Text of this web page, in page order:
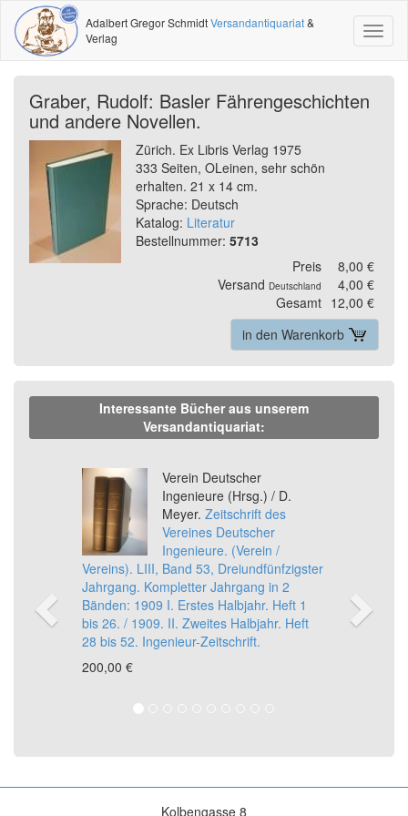
Adalbert Gregor SchmidtVersandantiquariat&
Verlag
Graber, Rudolf: Basler Fährengeschichten
und andere Novellen.
Zürich. Ex Libris Verlag 1975
333 Seiten, OLeinen, sehr schön
erhalten. 21 x 14 cm.
Sprache: Deutsch
Katalog: Literatur
Bestellnummer: 5713
Preis
8,00 €
Versand Deutschland
4,00 €
Gesamt 12,00 €
in den Warenkorb
Interessante Bücher aus unserem
Versandantiquariat:
Verein Deutscher
Ingenieure (Hrsg.) / D.
Meyer. Zeitschrift des
Vereines Deutscher
Ingenieure. (Verein /
Vereins). LIII, Band 53, Dreiundfünfzigster
Jahrgang. Kompletter Jahrgang in 2
Bänden: 1909 I. Erstes Halbjahr. Heft 1
bis 26. / 1909. II. Zweites Halbjahr. Heft
28 bis 52. Ingenieur-Zeitschrift.
200,00 €
Previous
Kolbengasse 8